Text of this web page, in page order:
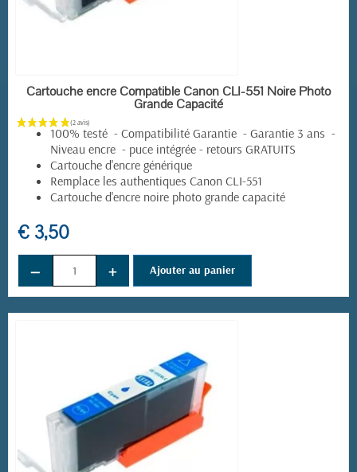
(2 avis)
EN STOCK
Cartouche encre Compatible Canon CLI-551 Noire Photo
Grande Capacité
100% testé - Compatibilité Garantie - Garantie 3 ans -
Niveau encre - puce intégrée - retours GRATUITS
Cartouche d'encre générique
Remplace les authentiques Canon CLI-551
Cartouche d'encre noire photo grande capacité
€ 3,50
− + Ajouter au panier